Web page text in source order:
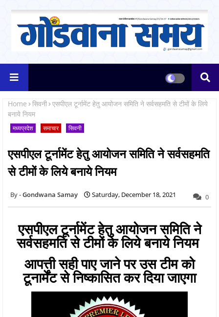
Home सिवनी एसपीएल टूर्नामेंट हेतु आयोजन समिति ने सर्वसहमति से टीमों के लिये
बनाये नियम
मध्यप्रदेश समाचार सिवनी
एसपीएल टूर्नामेंट हेतु आयोजन समिति ने सर्वसहमति
से टीमों के लिये बनाये नियम
Gondwana Samay Saturday, December 18, 2021 0
एसपीएल टूर्नामेंट हेतु आयोजन समिति ने
सर्वसहमति से टीमों के लिये बनाये नियम
आपत्ती सही पाए जाने पर उस टीम को
टूनार्मेंट से निष्कासित कर दिया जाएगा